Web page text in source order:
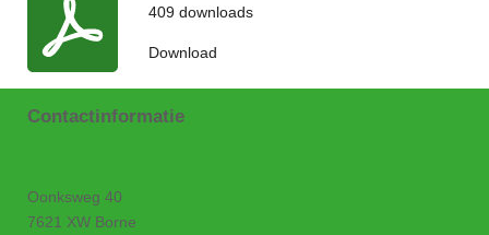
409 downloads
Download
Contactinformatie
Oonksweg 40
7621 XW Borne